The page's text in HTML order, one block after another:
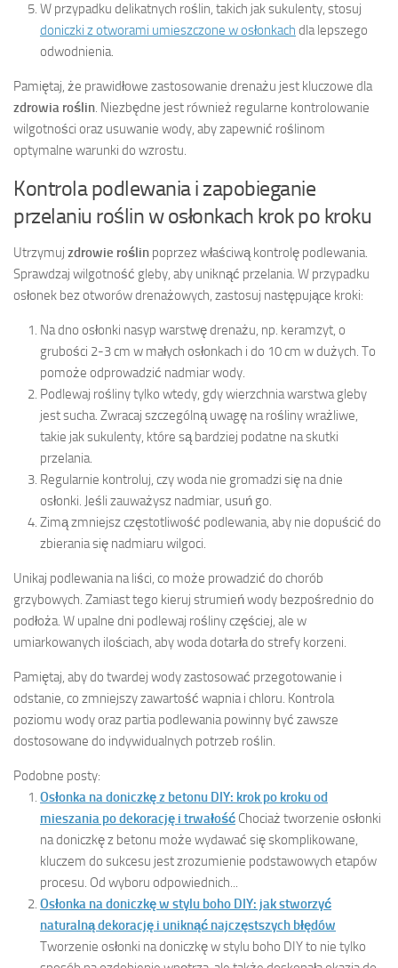
W przypadku delikatnych roślin, takich jak sukulenty, stosuj
doniczki z otworami umieszczone w osłonkach dla lepszego
odwodnienia.
Pamiętaj, że prawidłowe zastosowanie drenażu jest kluczowe dla
zdrowia roślin . Niezbędne jest również regularne kontrolowanie
wilgotności oraz usuwanie wody, aby zapewnić roślinom
optymalne warunki do wzrostu.
Kontrola podlewania i zapobieganie
przelaniu roślin w osłonkach krok po kroku
Utrzymuj zdrowie roślin poprzez właściwą kontrolę podlewania.
Sprawdzaj wilgotność gleby, aby uniknąć przelania. W przypadku
osłonek bez otworów drenażowych, zastosuj następujące kroki:
Na dno osłonki nasyp warstwę drenażu, np. keramzyt, o
grubości 2-3 cm w małych osłonkach i do 10 cm w dużych. To
pomoże odprowadzić nadmiar wody.
Podlewaj rośliny tylko wtedy, gdy wierzchnia warstwa gleby
jest sucha. Zwracaj szczególną uwagę na rośliny wrażliwe,
takie jak sukulenty, które są bardziej podatne na skutki
przelania.
Regularnie kontroluj, czy woda nie gromadzi się na dnie
osłonki. Jeśli zauważysz nadmiar, usuń go.
Zimą zmniejsz częstotliwość podlewania, aby nie dopuścić do
zbierania się nadmiaru wilgoci.
Unikaj podlewania na liści, co może prowadzić do chorób
grzybowych. Zamiast tego kieruj strumień wody bezpośrednio do
podłoża. W upalne dni podlewaj rośliny częściej, ale w
umiarkowanych ilościach, aby woda dotarła do strefy korzeni.
Pamiętaj, aby do twardej wody zastosować przegotowanie i
odstanie, co zmniejszy zawartość wapnia i chloru. Kontrola
poziomu wody oraz partia podlewania powinny być zawsze
dostosowane do indywidualnych potrzeb roślin.
Podobne posty:
Osłonka na doniczkę z betonu DIY: krok po kroku od
mieszania po dekorację i trwałość Chociaż tworzenie osłonki
na doniczkę z betonu może wydawać się skomplikowane,
kluczem do sukcesu jest zrozumienie podstawowych etapów
procesu. Od wyboru odpowiednich...
Osłonka na doniczkę w stylu boho DIY: jak stworzyć
naturalną dekorację i uniknąć najczęstszych błędów
Tworzenie osłonki na doniczkę w stylu boho DIY to nie tylko